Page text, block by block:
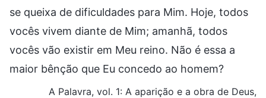
se queixa de dificuldades para Mim. Hoje, todos
vocês vivem diante de Mim; amanhã, todos
vocês vão existir em Meu reino. Não é essa a
maior bênção que Eu concedo ao homem?
A Palavra, vol. 1: A aparição e a obra de Deus,